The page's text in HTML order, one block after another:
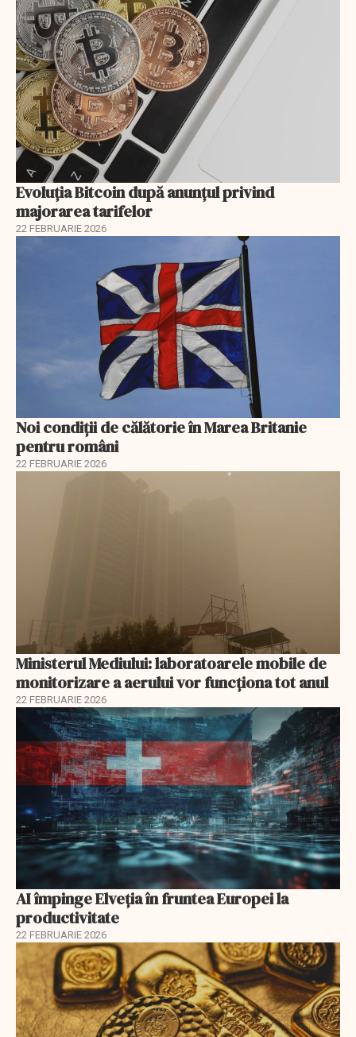
Evoluția Bitcoin după anunțul privind
majorarea tarifelor
22 FEBRUARIE 2026
Noi condiții de călătorie în Marea Britanie
pentru români
22 FEBRUARIE 2026
Ministerul Mediului: laboratoarele mobile de
monitorizare a aerului vor funcționa tot anul
22 FEBRUARIE 2026
AI împinge Elveția în fruntea Europei la
productivitate
22 FEBRUARIE 2026